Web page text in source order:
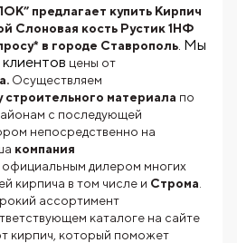
предлагает купить Кирпич
Слоновая кость Рустик 1НФ
в городе Ставрополь . Мы
цены от
Осуществляем
строительного материала по
с последующей
непосредственно на
компания
официальным дилером многих
кирпича в том числе и Строма
ассортимент
каталоге на сайте
кирпич, который поможет